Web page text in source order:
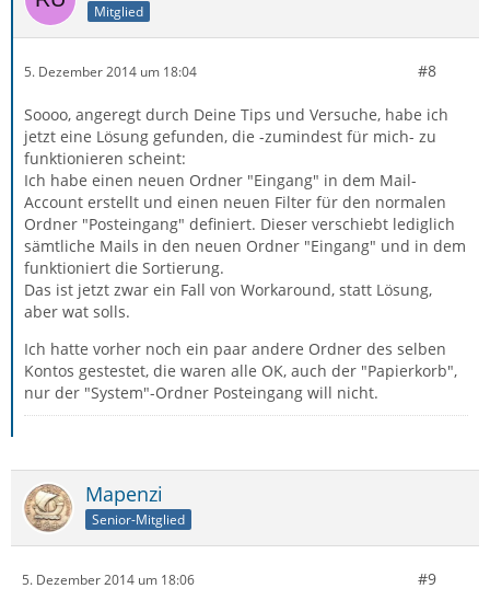
Mitglied
5. Dezember 2014 um 18:04 #8
Soooo, angeregt durch Deine Tips und Versuche, habe ich
jetzt eine Lösung gefunden, die -zumindest für mich- zu
funktionieren scheint:
Ich habe einen neuen Ordner "Eingang" in dem Mail-
Account erstellt und einen neuen Filter für den normalen
Ordner "Posteingang" definiert. Dieser verschiebt lediglich
sämtliche Mails in den neuen Ordner "Eingang" und in dem
funktioniert die Sortierung.
Das ist jetzt zwar ein Fall von Workaround, statt Lösung,
aber wat solls.
Ich hatte vorher noch ein paar andere Ordner des selben
Kontos gestestet, die waren alle OK, auch der "Papierkorb",
nur der "System"-Ordner Posteingang will nicht.
Mapenzi
Senior-Mitglied
5. Dezember 2014 um 18:06 #9